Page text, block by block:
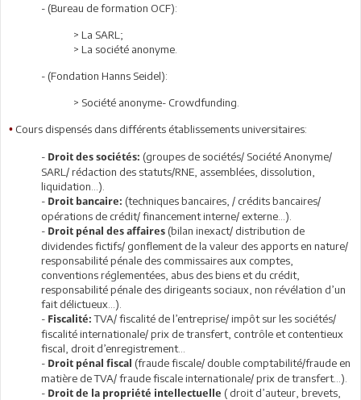
- (Bureau de formation OCF):
> La SARL;
> La société anonyme.
- (Fondation Hanns Seidel):
> Société anonyme- Crowdfunding.
• Cours dispensés dans différents établissements universitaires:
- Droit des sociétés: (groupes de sociétés/ Société Anonyme/
SARL/ rédaction des statuts/RNE, assemblées, dissolution,
liquidation…).
- Droit bancaire: (techniques bancaires, / crédits bancaires/
opérations de crédit/ financement interne/ externe…).
- Droit pénal des affaires (bilan inexact/ distribution de
dividendes fictifs/ gonflement de la valeur des apports en nature/
responsabilité pénale des commissaires aux comptes,
conventions réglementées, abus des biens et du crédit,
responsabilité pénale des dirigeants sociaux, non révélation d’un
fait délictueux…).
- Fiscalité: TVA/ fiscalité de l’entreprise/ impôt sur les sociétés/
fiscalité internationale/ prix de transfert, contrôle et contentieux
fiscal, droit d’enregistrement…
- Droit pénal fiscal (fraude fiscale/ double comptabilité/fraude en
matière de TVA/ fraude fiscale internationale/ prix de transfert…).
- Droit de la propriété intellectuelle ( droit d’auteur, brevets,